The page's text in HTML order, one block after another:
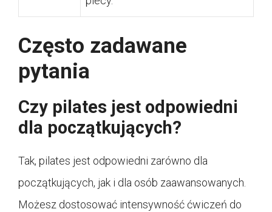
Często zadawane
pytania
Czy pilates jest odpowiedni
dla początkujących?
Tak, pilates jest odpowiedni zarówno dla
początkujących, jak i dla osób zaawansowanych.
Możesz dostosować intensywność ćwiczeń do